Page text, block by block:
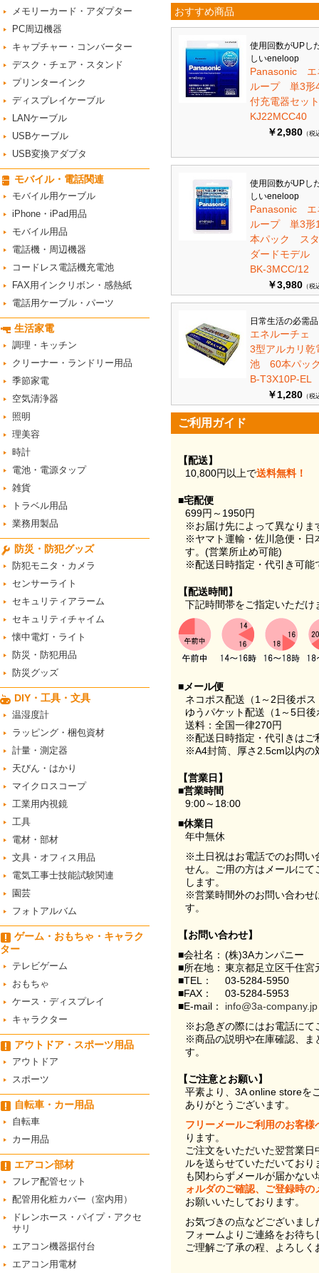
メモリーカード・アダプター
PC周辺機器
キャプチャー・コンバーター
デスク・チェア・スタンド
プリンターインク
ディスプレイケーブル
LANケーブル
USBケーブル
USB変換アダプタ
モバイル・電話関連
モバイル用ケーブル
iPhone・iPad用品
モバイル用品
電話機・周辺機器
コードレス電話機充電池
FAX用インクリボン・感熱紙
電話用ケーブル・パーツ
生活家電
調理・キッチン
クリーナー・ランドリー用品
季節家電
空気清浄器
照明
理美容
時計
電池・電源タップ
雑貨
トラベル用品
業務用製品
防災・防犯グッズ
防犯モニタ・カメラ
センサーライト
セキュリティアラーム
セキュリティチャイム
懐中電灯・ライト
防災・防犯用品
防災グッズ
DIY・工具・文具
温湿度計
ラッピング・梱包資材
計量・測定器
天びん・はかり
マイクロスコープ
工業用内視鏡
工具
電材・部材
文具・オフィス用品
電気工事士技能試験関連
園芸
フォトアルバム
ゲーム・おもちゃ・キャラク
ター
テレビゲーム
おもちゃ
ケース・ディスプレイ
キャラクター
アウトドア・スポーツ用品
アウトドア
スポーツ
自転車・カー用品
自転車
カー用品
エアコン部材
フレア配管セット
配管用化粧カバー（室内用）
ドレンホース・パイプ・アクセ
サリ
エアコン機器据付台
エアコン用電材
おすすめ商品
使用回数がUPし
しいeneloop
Panasonic エ
ループ 単3形
付充電器セッ
KJ22MCC40
￥2,980 （税
使用回数がUPし
しいeneloop
Panasonic エ
ループ 単3形
本パック ス
ダードモデル
BK-3MCC/12
￥3,980 （税
日常生活の必需
エネルーチェ
3型アルカリ乾
池 60本パ
B-T3X10P-EL
￥1,280 （税
ご利用ガイド
【配送】
10,800円以上で送料無料！
■宅配便
699円～1950円
※お届け先によって異なりま
※ヤマト運輸・佐川急便・日
す。(営業所止め可能)
※配送日時指定・代引き可能
【配送時間】
下記時間帯をご指定いただけ
■メール便
ネコポス配送（1～2日後ポ
ゆうパケット配送（1～5日
送料：全国一律270円
※配送日時指定・代引きはご
※A4封筒、厚さ2.5cm以内の
【営業日】
■営業時間
9:00～18:00
■休業日
年中無休
※土日祝はお電話でのお問い
せん。ご用の方はメールに
します。
※営業時間外のお問い合わせ
す。
【お問い合わせ】
■会社名： (株)3Aカンパニー
■所在地： 東京都足立区千住
■TEL：
03-5284-5950
■FAX：
03-5284-5953
■E-mail：
info@3a-company.jp
※お急ぎの際にはお電話にて
※商品の説明や在庫確認、ま
す。
【ご注意とお願い】
平素より、3A online storeを
ありがとうございます。
フリーメールご利用のお客様
ります。
ご注文をいただいた翌営業
ルを送らせていただいてお
も関わらずメールが届かない
ォルダのご確認、ご登録時
お願いいたしております。
お気づきの点などございま
フォームよりご連絡をお待ち
ご理解ご了承の程、よろし